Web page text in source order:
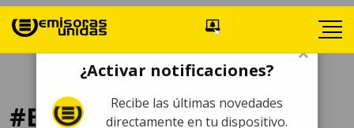
#EUAntejucioArzú
×
¿Activar notificaciones?
Recibe las últimas novedades
directamente en tu dispositivo.